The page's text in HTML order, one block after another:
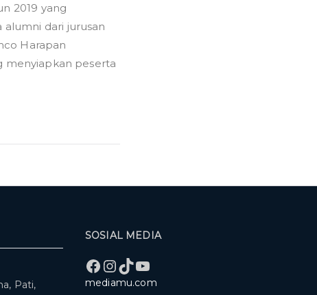
2019 yang
dari jurusan
Harapan
menyiapkan peserta
Pati,
SOSIAL MEDIA
Facebook
Instagram
TikTok
YouTube
mediamu.com